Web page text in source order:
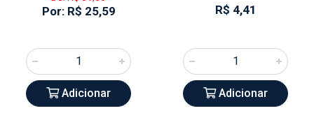
Por: R$ 25,59
Adicionar
R$ 4,41
Adicionar